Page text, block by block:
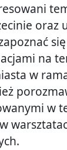
oraz
na
w
w